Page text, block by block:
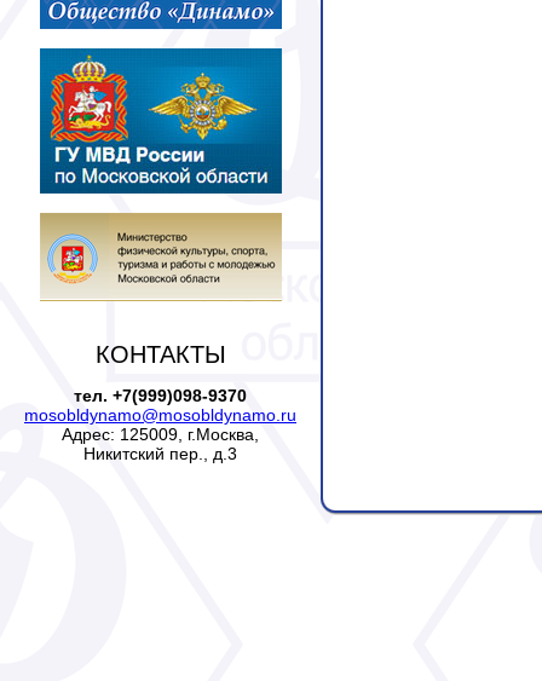
КОНТАКТЫ
тел. +7(999)098-9370
mosobldynamo@mosobldynamo.ru
Адрес: 125009, г.Москва,
Никитский пер., д.3